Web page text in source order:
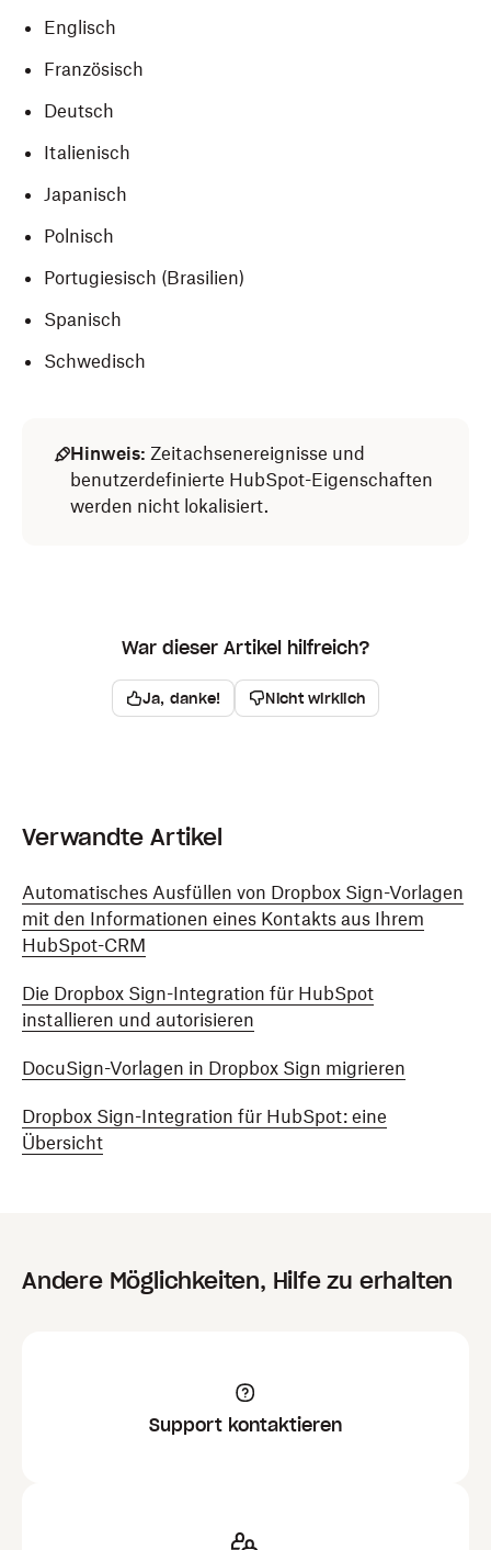
Englisch
Französisch
Deutsch
Italienisch
Japanisch
Polnisch
Portugiesisch (Brasilien)
Spanisch
Schwedisch
Hinweis: Zeitachsenereignisse und
benutzerdefinierte HubSpot-Eigenschaften
werden nicht lokalisiert.
War dieser Artikel hilfreich?
Ja, danke! Nicht wirklich
Verwandte Artikel
Automatisches Ausfüllen von Dropbox Sign-Vorlagen
mit den Informationen eines Kontakts aus Ihrem
HubSpot-CRM
Die Dropbox Sign-Integration für HubSpot
installieren und autorisieren
DocuSign-Vorlagen in Dropbox Sign migrieren
Dropbox Sign-Integration für HubSpot: eine
Übersicht
Andere Möglichkeiten, Hilfe zu erhalten
Support kontaktieren